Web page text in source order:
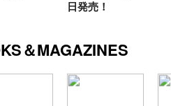
＆MAGAZINES